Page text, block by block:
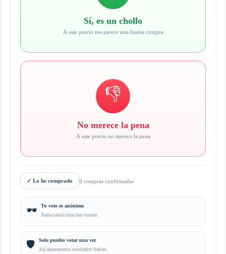
Sí, es un chollo
A este precio me parece una buena compra
👎
No merece la pena
A este precio no merece la pena
✓ Lo he comprado 0 compras confirmadas
🕶️ Tu voto es anónimo
Nadie sabrá cómo has votado.
🛡️ Solo puedes votar una vez
Así mantenemos resultados fiables.